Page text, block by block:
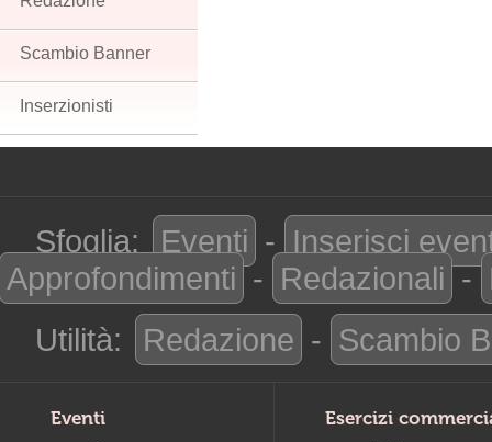
Scambio Banner
Inserzionisti
Sfoglia: Eventi - Inserisci
Approfondimenti - Redazionali -
Utilità:
Redazione - Scambio
Eventi Esercizi